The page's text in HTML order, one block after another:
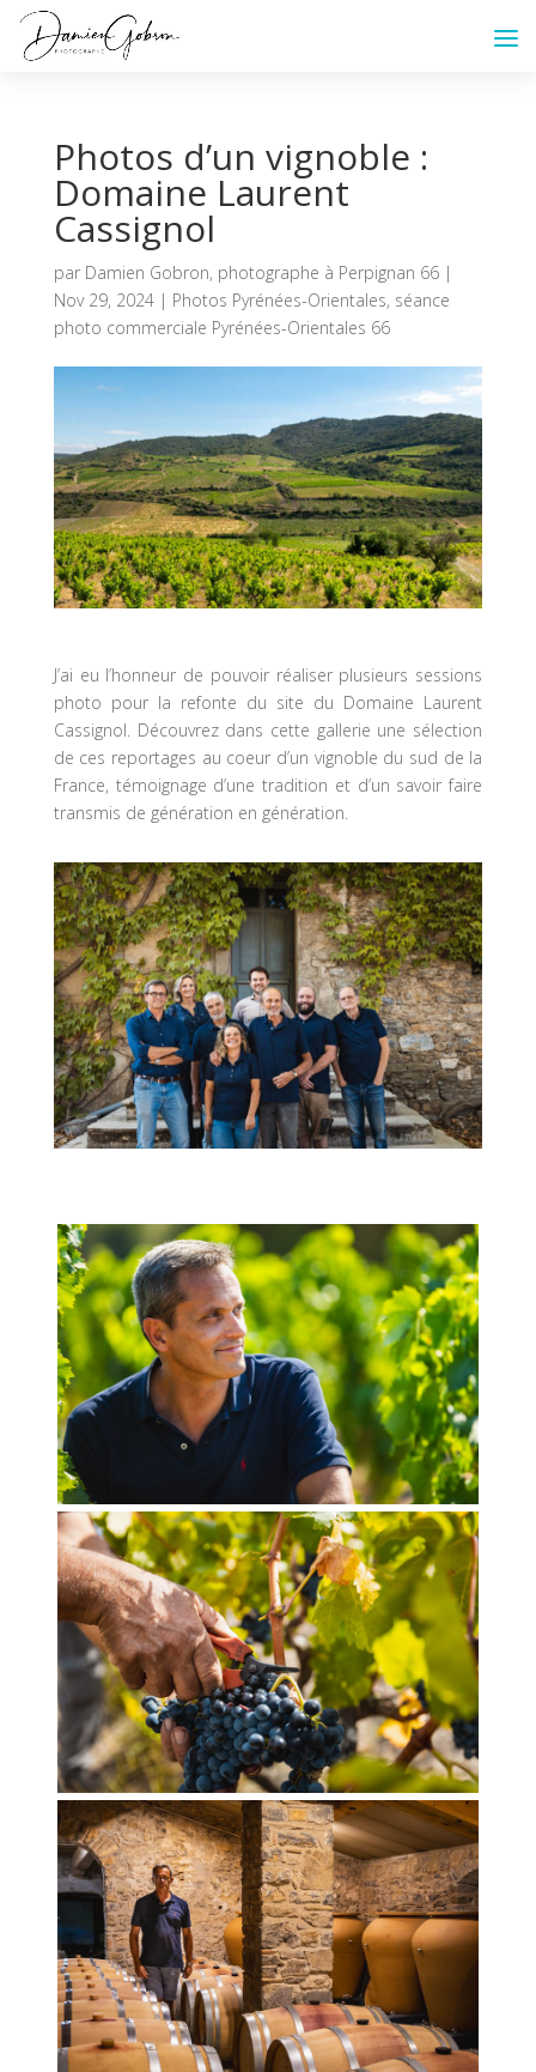
Photos d’un vignoble :
Domaine Laurent
Cassignol
par Damien Gobron, photographe à Perpignan 66|
Nov 29, 2024| Photos Pyrénées-Orientales, séance
photo commerciale Pyrénées-Orientales 66
J’ai eu l’honneur de pouvoir réaliser plusieurs sessions
photo pour la refonte du site du Domaine Laurent
Cassignol. Découvrez dans cette gallerie une sélection
de ces reportages au coeur d’un vignoble du sud de la
France, témoignage d’une tradition et d’un savoir faire
transmis de génération en génération.